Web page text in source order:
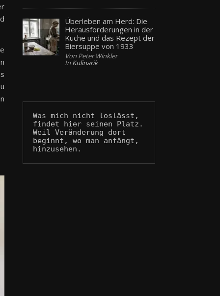
Überleben am Herd: Die
Herausforderungen in der
Küche und das Rezept der
Biersuppe von 1933
Von Peter Winkler
In Kulinarik
Was mich nicht loslässt,
findet hier seinen Platz.
Weil Veränderung dort
beginnt, wo man anfängt,
hinzusehen.